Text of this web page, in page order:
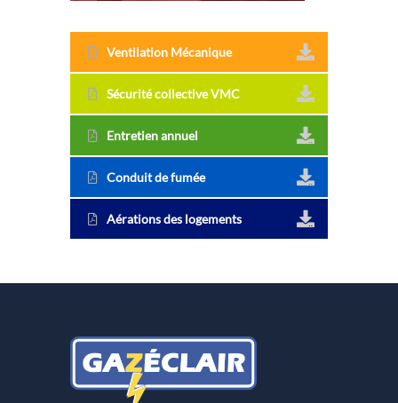
Ventilation Mécanique
Sécurité collective VMC
Entretien annuel
Conduit de fumée
Aérations des logements